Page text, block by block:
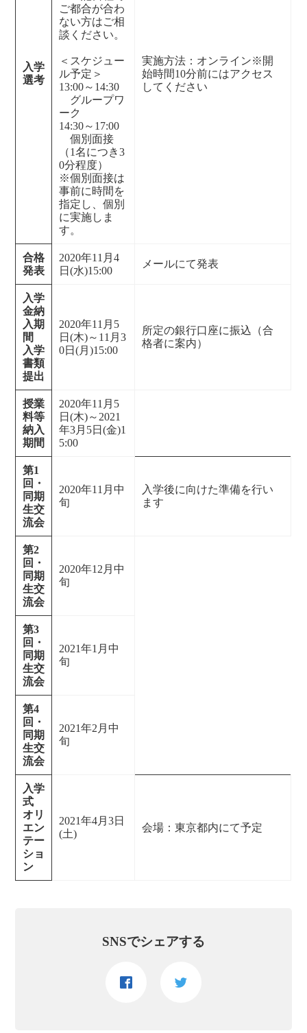
入学
選考
ご都合が合わ
ない方はご相
談ください。
＜スケジュー
ル予定＞
13:00～14:30
グループワ
ーク
14:30～17:00
個別面接
（1名につき3
0分程度）
※個別面接は
事前に時間を
指定し、個別
に実施しま
す。
実施方法：オンライン※開
始時間10分前にはアクセス
してください
合格
発表
2020年11月4
日(水)15:00
メールにて発表
入学
金納
入期
間
入学
書類
提出
2020年11月5
日(木)～11月3
0日(月)15:00
所定の銀行口座に振込（合
格者に案内）
授業
料等
納入
期間
2020年11月5
日(木)～2021
年3月5日(金)1
5:00
第1
回・
同期
生交
流会
2020年11月中
旬
入学後に向けた準備を行い
ます
第2
回・
同期
生交
流会
2020年12月中
旬
第3
回・
同期
生交
流会
2021年1月中
旬
第4
回・
同期
生交
流会
2021年2月中
旬
入学
式
オリ
エン
テー
ショ
ン
2021年4月3日
(土)
会場：東京都内にて予定
SNSでシェアする